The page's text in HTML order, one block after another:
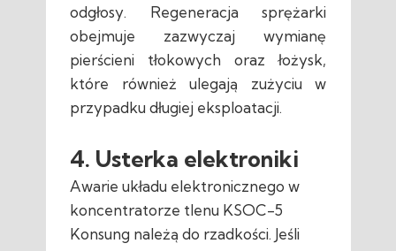
odgłosy. Regeneracja sprężarki
obejmuje zazwyczaj wymianę
pierścieni tłokowych oraz łożysk,
które również ulegają zużyciu w
przypadku długiej eksploatacji.
4. Usterka elektroniki
Awarie układu elektronicznego w
koncentratorze tlenu KSOC-5
Konsung należą do rzadkości. Jeśli